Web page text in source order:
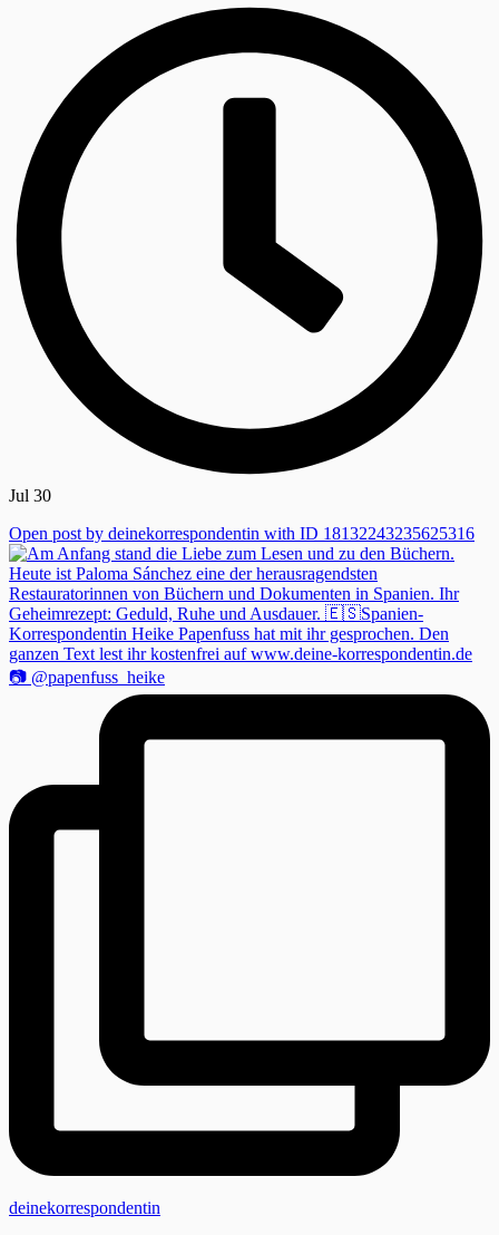
Jul 30
Open post by deinekorrespondentin with ID 18132243235625316
deinekorrespondentin